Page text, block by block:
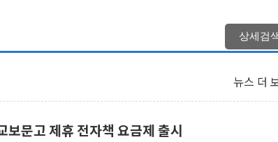
청양 밭에서 일하던 90대 숨져…온열질환 여부 조사
폭염에 車 운전면허 기능시험 오전 집중 편성…체감온도
'호우 특보' 경북 울진 시간당 20~30mm 강한 비...가뭄
오세훈 "용산공원 주택 검토, 민주당 스스로 원칙 뒤집는
상세검
뉴스 더
문고 제휴 전자책 요금제 출시